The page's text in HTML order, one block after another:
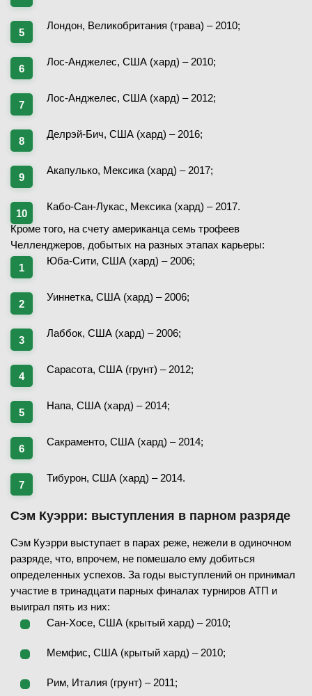
Лондон, Великобритания (трава) – 2010;
Лос-Анджелес, США (хард) – 2010;
Лос-Анджелес, США (хард) – 2012;
Делрэй-Бич, США (хард) – 2016;
Акапулько, Мексика (хард) – 2017;
Кабо-Сан-Лукас, Мексика (хард) – 2017.
Кроме того, на счету американца семь трофеев
Челленджеров, добытых на разных этапах карьеры:
Юба-Сити, США (хард) – 2006;
Уиннетка, США (хард) – 2006;
Лаббок, США (хард) – 2006;
Сарасота, США (грунт) – 2012;
Напа, США (хард) – 2014;
Сакраменто, США (хард) – 2014;
Тибурон, США (хард) – 2014.
Сэм Куэрри: выступления в парном разряде
Сэм Куэрри выступает в парах реже, нежели в одиночном
разряде, что, впрочем, не помешало ему добиться
определенных успехов. За годы выступлений он принимал
участие в тринадцати парных финалах турниров АТП и
выиграл пять из них:
Сан-Хосе, США (крытый хард) – 2010;
Мемфис, США (крытый хард) – 2010;
Рим, Италия (грунт) – 2011;